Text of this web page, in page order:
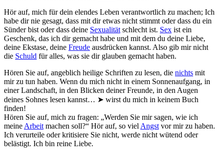
Hör auf, mich für dein elendes Leben verantwortlich zu machen; Ich
habe dir nie gesagt, dass mit dir etwas nicht stimmt oder dass du ein
Sünder bist oder dass deine Sexualität schlecht ist. Sex ist ein
Geschenk, das ich dir gemacht habe und mit dem du deine Liebe,
deine Ekstase, deine Freude ausdrücken kannst. Also gib mir nicht
die Schuld für alles, was sie dir glauben gemacht haben.
Hören Sie auf, angeblich heilige Schriften zu lesen, die nichts mit
mir zu tun haben. Wenn du mich nicht in einem Sonnenaufgang, in
einer Landschaft, in den Blicken deiner Freunde, in den Augen
deines Sohnes lesen kannst… ➤ wirst du mich in keinem Buch
finden!
Hören Sie auf, mich zu fragen: „Werden Sie mir sagen, wie ich
meine Arbeit machen soll?“ Hör auf, so viel Angst vor mir zu haben.
Ich verurteile oder kritisiere Sie nicht, werde nicht wütend oder
belästigt. Ich bin reine Liebe.